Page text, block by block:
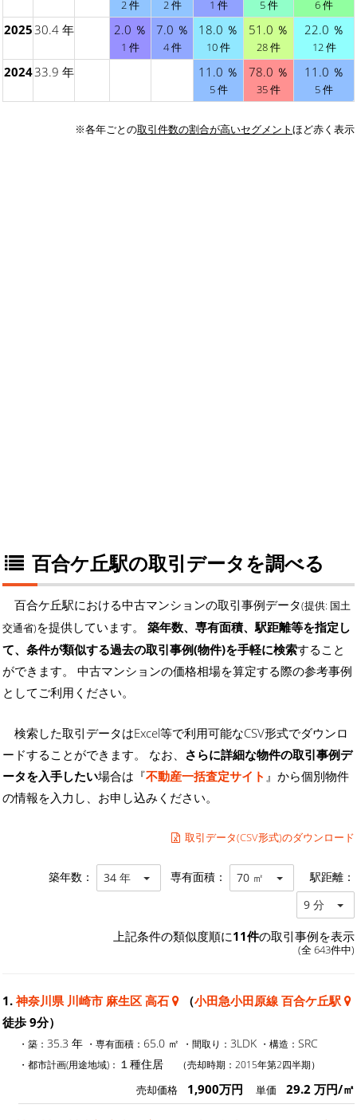
2 件 2 件 1 件 5 件 6 件
202530.4 年 2.0 ％
1 件
7.0 ％
4 件
18.0 ％
10 件
51.0 ％
28 件
22.0 ％
12 件
202433.9 年 11.0 ％
5 件
78.0 ％
35 件
11.0 ％
5 件
※各年ごとの取引件数の割合が高いセグメントほど赤く表示
百合ケ丘駅の取引データを調べる
百合ケ丘駅における中古マンションの取引事例データ(提供: 国土
交通省)を提供しています。 築年数、専有面積、駅距離等を指定し
て、条件が類似する過去の取引事例(物件)を手軽に検索すること
ができます。 中古マンションの価格相場を算定する際の参考事例
としてご利用ください。
検索した取引データはExcel等で利用可能なCSV形式でダウンロ
ードすることができます。 なお、 さらに詳細な物件の取引事例デ
ータを入手したい場合は『不動産一括査定サイト 』から個別物件
の情報を入力し、お申し込みください。
取引データ(CSV形式)のダウンロード
築年数： 34 年 専有面積： 70 ㎡ 駅距離：
9 分
上記条件の類似度順に11件の取引事例を表示
(全 643件中)
1. 神奈川県 川崎市 麻生区 高石 （小田急小田原線 百合ケ丘駅
徒歩 9分）
・築： 35.3 年 ・専有面積： 65.0 ㎡ ・間取り： 3LDK ・構造： SRC
・都市計画(用途地域)： １種住居 （売却時期：2015年第2四半期）
売却価格 1,900万円 単価 29.2 万円/㎡